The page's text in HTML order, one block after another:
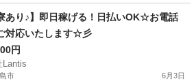
時給
あり♪】即日稼げる！日払いOK☆お電話
対応いたします☆彡
円
Lantis
市 6月3日